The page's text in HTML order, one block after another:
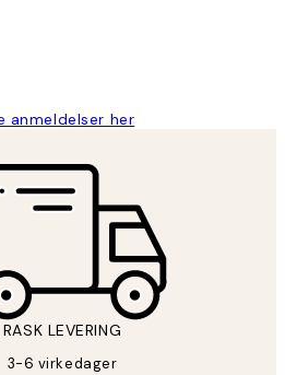
anmeldelser her
RASK LEVERING
3-6 virkedager